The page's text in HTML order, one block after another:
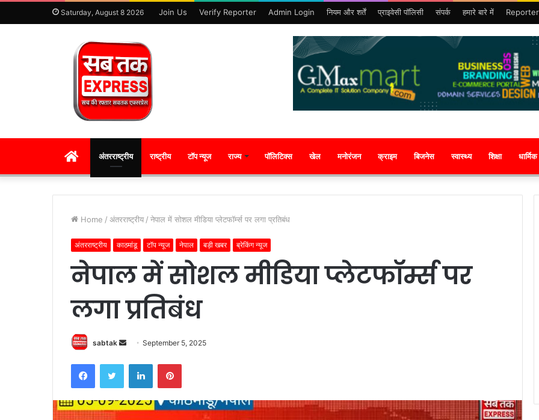
Saturday, August 8 2026 Join Us Verify Reporter Admin Login नियम और शर्तें प्राइवेसी पॉलिसी संपर्क हमारे बारे में
HOMEअंतरराष्ट्रीय राष्ट्रीय टॉप न्यूज राज्य पॉलिटिक्स खेल मनोरंजन क्राइम बिजनेस स्वास्थ्य शिक्षा धार्मिक
Home / अंतरराष्ट्रीय / नेपाल में सोशल मीडिया प्लेटफॉर्म्स पर लगा प्रतिबंध
अंतरराष्ट्रीय काठमांडू टॉप न्यूज नेपाल बड़ी खबर ब्रेकिंग न्यूज
नेपाल में सोशल मीडिया प्लेटफॉर्म्स पर
लगा प्रतिबंध
sabtak
Send
email
September 5, 2025
FacebookTwitter LinkedInPinterest